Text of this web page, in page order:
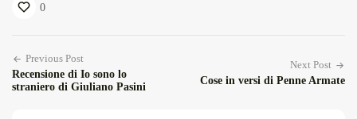
0
Previous Post
Recensione di Io sono lo
straniero di Giuliano Pasini
Next Post
Cose in versi di Penne Armate